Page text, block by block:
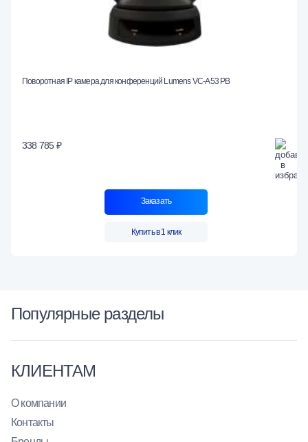
Поворотная IP камера для конференций Lumens VC-A53 PB
338 785 ₽
Заказать
Купить в 1 клик
Популярные разделы
КЛИЕНТАМ
О компании
Контакты